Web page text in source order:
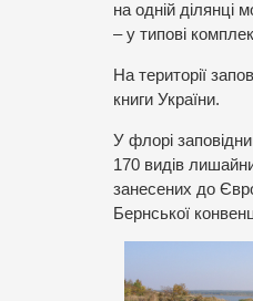
на одній ділянці
– у типові
На території
книги України.
У флорі
170 видів
занесених до
Бернської